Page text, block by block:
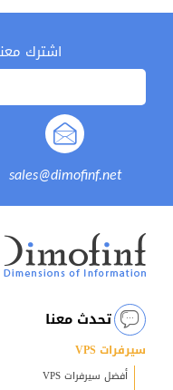
اشترك
sales@dimofinf.net
تحدث معنا
سيرفرات VPS
أفضل سيرفرات VPS